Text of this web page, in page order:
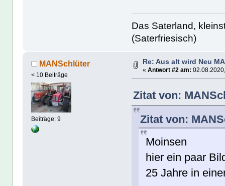
Das Saterland,
(Saterfriesisch)
MANSchlüter
< 10 Beiträge
Beiträge: 9
Re: Aus alt wird Neu
« Antwort #2 am:
Zitat von:
Zitat von:
Moinsen
hier ein paar
25 Jahre in